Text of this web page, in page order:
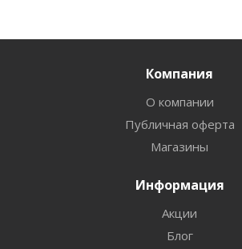
Компания
О компании
Публичная оферта
Магазины
Информация
Акции
Блог